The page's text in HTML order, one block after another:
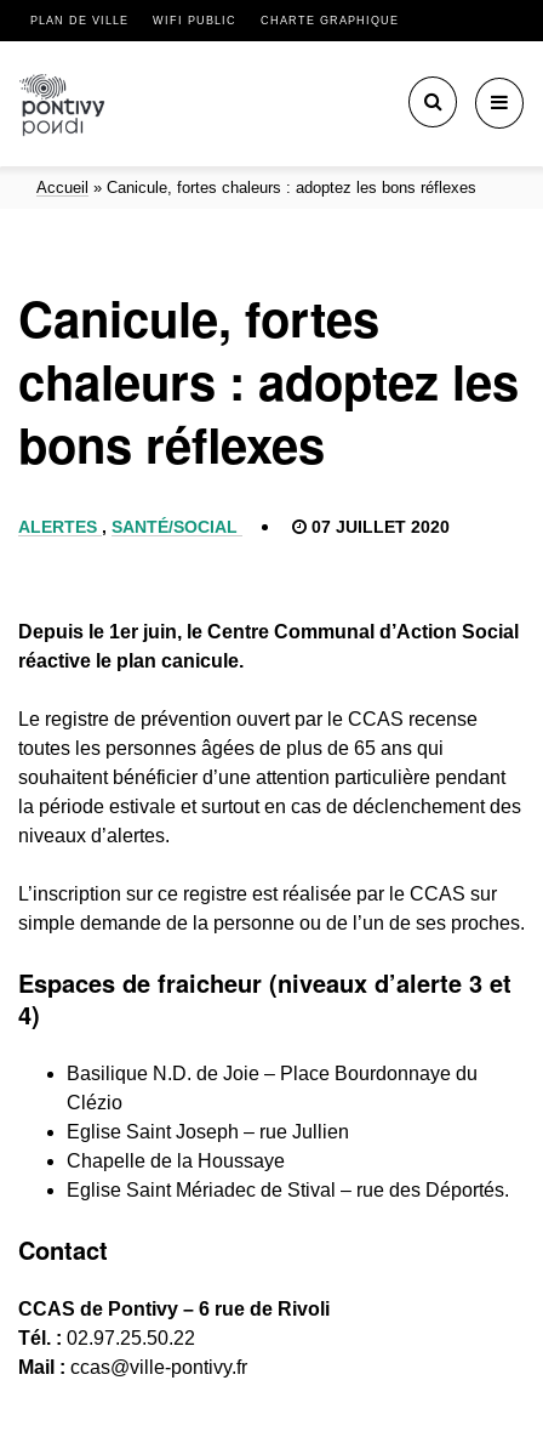
PLAN DE VILLE WIFI PUBLIC CHARTE GRAPHIQUE
Accueil » Canicule, fortes chaleurs : adoptez les bons réflexes
Canicule, fortes
chaleurs : adoptez les
bons réflexes
ALERTES , SANTÉ/SOCIAL 07 JUILLET 2020
Depuis le 1er juin, le Centre Communal d’Action Social
réactive le plan canicule.
Le registre de prévention ouvert par le CCAS recense
toutes les personnes âgées de plus de 65 ans qui
souhaitent bénéficier d’une attention particulière pendant
la période estivale et surtout en cas de déclenchement des
niveaux d’alertes.
L’inscription sur ce registre est réalisée par le CCAS sur
simple demande de la personne ou de l’un de ses proches.
Espaces de fraicheur (niveaux d’alerte 3 et
4)
Basilique N.D. de Joie – Place Bourdonnaye du
Clézio
Eglise Saint Joseph – rue Jullien
Chapelle de la Houssaye
Eglise Saint Mériadec de Stival – rue des Déportés.
Contact
CCAS de Pontivy – 6 rue de Rivoli
Tél. : 02.97.25.50.22
Mail : ccas@ville-pontivy.fr